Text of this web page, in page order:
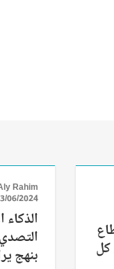
كل
Rahim
06/2024
بنهج